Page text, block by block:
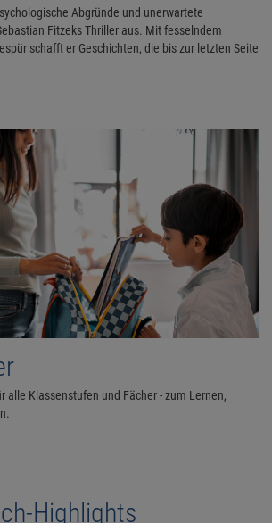
Abgründe und unerwartete
Fitzeks Thriller aus. Mit fesselndem
schafft er Geschichten, die bis zur letzten Seite
alle Klassenstufen und Fächer - zum Lernen,
Highlights